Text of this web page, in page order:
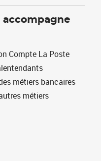
accompagne
Compte La Poste
métiers bancaires
métiers